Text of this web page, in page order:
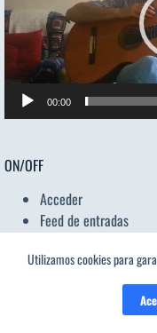
Utilizamos cookies para
00:00
ON/OFF
Acceder
Feed de entradas
WordPress.org